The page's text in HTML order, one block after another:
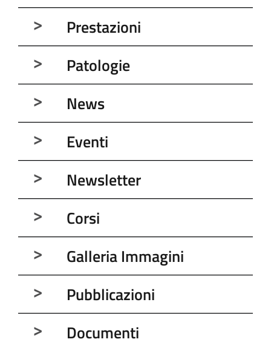
Prestazioni
Patologie
News
Eventi
Newsletter
Corsi
Galleria Immagini
Pubblicazioni
Documenti